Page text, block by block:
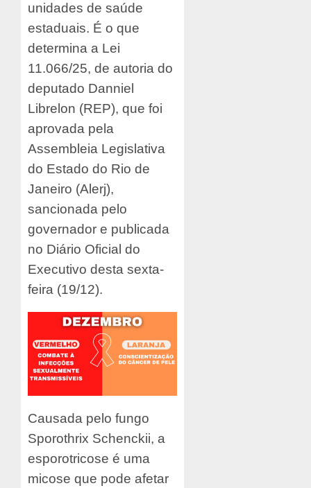
unidades de saúde
estaduais. É o que
determina a Lei
11.066/25, de autoria do
deputado Danniel
Librelon (REP), que foi
aprovada pela
Assembleia Legislativa
do Estado do Rio de
Janeiro (Alerj),
sancionada pelo
governador e publicada
no Diário Oficial do
Executivo desta sexta-
feira (19/12).
Causada pelo fungo
Sporothrix Schenckii, a
esporotricose é uma
micose que pode afetar